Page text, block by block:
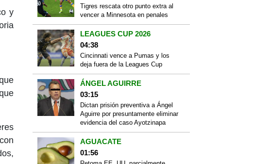
y
Tigres rescata otro punto extra al
vencer a Minnesota en penales
LEAGUES CUP 2026
04:38
Cincinnati vence a Pumas y los
deja fuera de la Leagues Cup
ÁNGEL AGUIRRE
03:15
Dictan prisión preventiva a Ángel
Aguirre por presuntamente eliminar
evidencia del caso Ayotzinapa
AGUACATE
01:56